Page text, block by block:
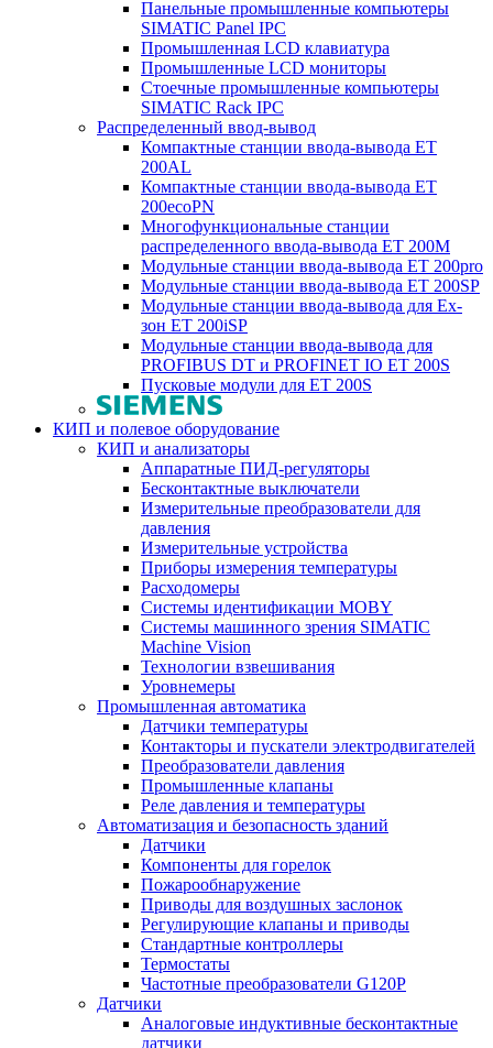
Панельные промышленные компьютеры
SIMATIC Panel IPC
Промышленная LCD клавиатура
Промышленные LCD мониторы
Стоечные промышленные компьютеры
SIMATIC Rack IPC
Распределенный ввод-вывод
Компактные станции ввода-вывода ET
200AL
Компактные станции ввода-вывода ET
200ecoPN
Многофункциональные станции
распределенного ввода-вывода ET 200M
Модульные станции ввода-вывода ET 200pro
Модульные станции ввода-вывода ET 200SP
Модульные станции ввода-вывода для Ex-
зон ET 200iSP
Модульные станции ввода-вывода для
PROFIBUS DT и PROFINET IO ET 200S
Пусковые модули для ET 200S
КИП и полевое оборудование
КИП и анализаторы
Аппаратные ПИД-регуляторы
Бесконтактные выключатели
Измерительные преобразователи для
давления
Измерительные устройства
Приборы измерения температуры
Расходомеры
Системы идентификации MOBY
Системы машинного зрения SIMATIC
Machine Vision
Технологии взвешивания
Уровнемеры
Промышленная автоматика
Датчики температуры
Контакторы и пускатели электродвигателей
Преобразователи давления
Промышленные клапаны
Реле давления и температуры
Автоматизация и безопасность зданий
Датчики
Компоненты для горелок
Пожарообнаружение
Приводы для воздушных заслонок
Регулирующие клапаны и приводы
Стандартные контроллеры
Термостаты
Частотные преобразователи G120P
Датчики
Аналоговые индуктивные бесконтактные
датчики